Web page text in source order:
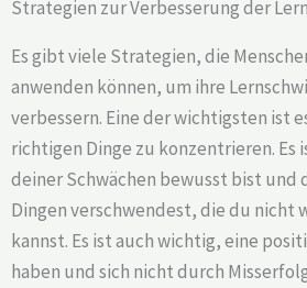
Strategien zur Verbesserung der
Es gibt viele Strategien, die
anwenden können, um ihre
verbessern. Eine der wichtigsten ist
richtigen Dinge zu konzentrieren. Es
deiner Schwächen bewusst bist und
Dingen verschwendest, die du nicht
kannst. Es ist auch wichtig, eine
haben und sich nicht durch